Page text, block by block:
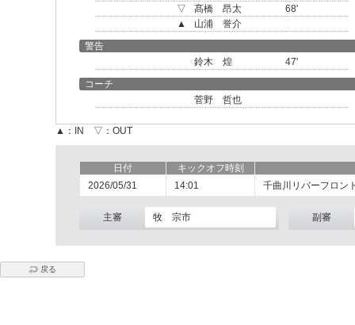
▽
髙橋 昂太
68'
▲
山浦 誉介
警告
鈴木 煌
47'
コーチ
菅野 哲也
▲：IN ▽：OUT
日付 キックオフ時刻
2026/05/31
14:01 千曲川リバーフロン
主審 牧 宗市 副審
戻る